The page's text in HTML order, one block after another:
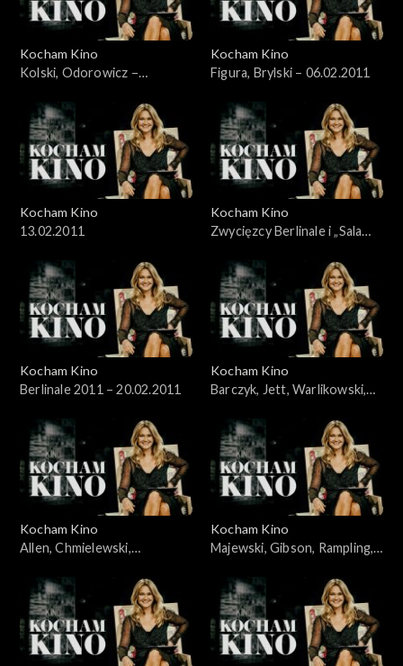
Kocham Kino
Kolski, Odorowicz –
Kocham Kino
Figura, Brylski – 06.02.2011
Kocham Kino
13.02.2011
Kocham Kino
Zwycięzcy Berlinale i „Sala
Kocham Kino
Berlinale 2011 – 20.02.2011
Kocham Kino
Barczyk, Jett, Warlikowski,
Kocham Kino
Allen, Chmielewski,
14.03.2011
Kocham Kino
Majewski, Gibson, Rampling,